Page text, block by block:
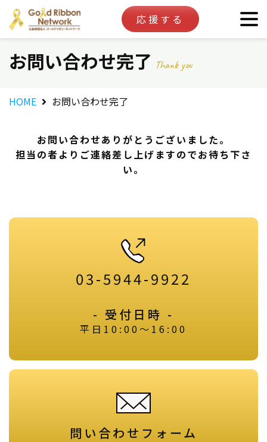
応援する
お問い合わせ完了 Thank you
HOME お問い合わせ完了
お問い合わせありがとうございました。
担当の者よりご連絡差し上げますのでお待ち下さ
い。
03-5944-9922
- 受付日時 -
平日10:00～16:00
問い合わせフォーム